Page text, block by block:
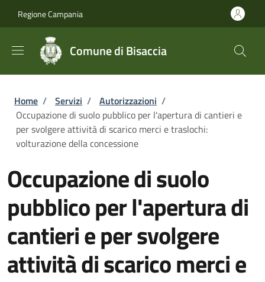
Regione Campania
Comune di Bisaccia
Briciole di pane
Home / Servizi / Autorizzazioni /
Occupazione di suolo pubblico per l'apertura di cantieri e
per svolgere attività di scarico merci e traslochi:
volturazione della concessione
Occupazione di suolo
pubblico per l'apertura di
cantieri e per svolgere
attività di scarico merci e